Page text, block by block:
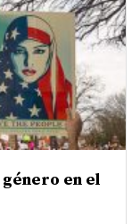
en el